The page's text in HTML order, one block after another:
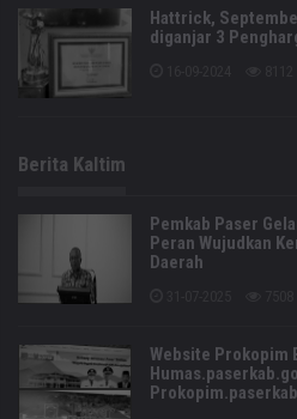
Hattrick,
diganjar 3
Berita Kaltim
Pemkab Paser
Peran Wujudkan
Daerah
Website Prokopim